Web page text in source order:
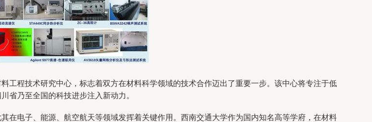
工程技术研究中心，标志着双方在材料科学领域的技术合作迈出了重要一步。该中心将专注于低
省乃至全国的科技进步注入新动力。
在电子、能源、航空航天等领域发挥着关键作用。西南交通大学作为国内知名高等学府，在材料